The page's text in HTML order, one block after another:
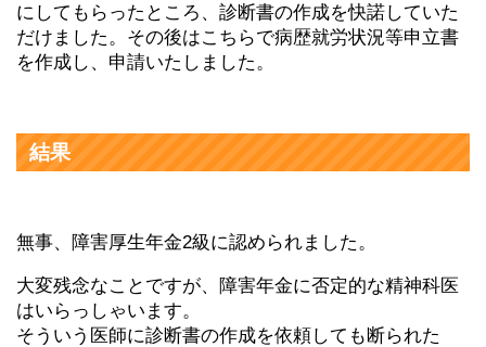
にしてもらったところ、診断書の作成を快諾していた
だけました。その後はこちらで病歴就労状況等申立書
を作成し、申請いたしました。
結果
無事、障害厚生年金2級に認められました。
大変残念なことですが、障害年金に否定的な精神科医
はいらっしゃいます。
そういう医師に診断書の作成を依頼しても断られた